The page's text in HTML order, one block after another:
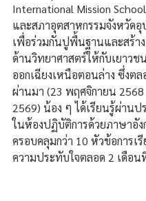
International Mission
และสภาอุตสาหกรรมจังหวัดอุ
เพื่อร่วมกันปูพื้นฐานและสร้า
ด้านวิทยาศาสตร์ให้กับเยาวช
ออกเฉียงเหนือตอนล่าง ซึ่งตล
ผ่านมา (23 พฤศจิกายน 2568
2569) น้อง ๆ ได้เรียนรู้ผ่านป
ในห้องปฏิบัติการด้วยภาษาอั
ครอบคลุมกว่า 10 หัวข้อการเ
ความประทับใจตลอด 2 เดือน